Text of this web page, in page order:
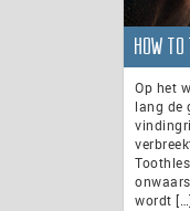
How to
Op het
lang de
wordt